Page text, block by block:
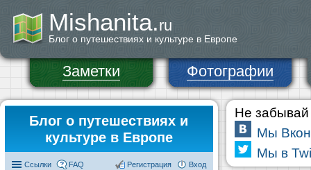
Mishanita.ru
Блог о путешествиях и культуре в Европе
Заметки Фотографии
Блог о путешествиях и
культуре в Европе
Ссылки FAQ Вход
Регистрация
Не забывай
Мы
Мы в